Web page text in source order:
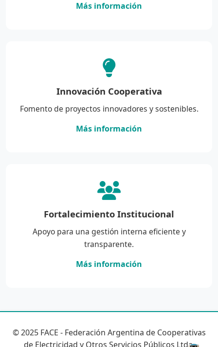
Más información
Innovación Cooperativa
Fomento de proyectos innovadores y sostenibles.
Más información
Fortalecimiento Institucional
Apoyo para una gestión interna eficiente y
transparente.
Más información
© 2025 FACE - Federación Argentina de Cooperativas
de Electricidad y Otros Servicios Públicos Ltda.